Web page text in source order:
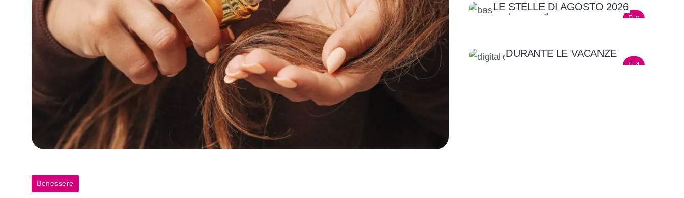
Benessere
LE STELLE DI AGOSTO 2026
6
DIGITAL DETOX DI MEZZA ESTATE:
DURANTE LE VACANZE
4